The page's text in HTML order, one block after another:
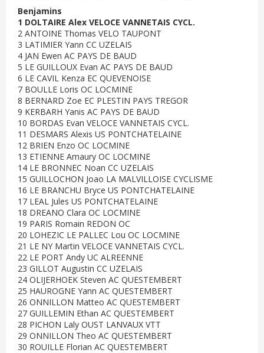
Benjamins
1 DOLTAIRE Alex VELOCE VANNETAIS CYCL.
2 ANTOINE Thomas VELO TAUPONT
3 LATIMIER Yann CC UZELAIS
4 JAN Ewen AC PAYS DE BAUD
5 LE GUILLOUX Evan AC PAYS DE BAUD
6 LE CAVIL Kenza EC QUEVENOISE
7 BOULLE Loris OC LOCMINE
8 BERNARD Zoe EC PLESTIN PAYS TREGOR
9 KERBARH Yanis AC PAYS DE BAUD
10 BORDAS Evan VELOCE VANNETAIS CYCL.
11 DESMARS Alexis US PONTCHATELAINE
12 BRIEN Enzo OC LOCMINE
13 ETIENNE Amaury OC LOCMINE
14 LE BRONNEC Noan CC UZELAIS
15 GUILLOCHON Joao LA MALVILLOISE CYCLISME
16 LE BRANCHU Bryce US PONTCHATELAINE
17 LEAL Jules US PONTCHATELAINE
18 DREANO Clara OC LOCMINE
19 PARIS Romain REDON OC
20 LOHEZIC LE PALLEC Lou OC LOCMINE
21 LE NY Martin VELOCE VANNETAIS CYCL.
22 LE PORT Andy UC ALREENNE
23 GILLOT Augustin CC UZELAIS
24 OLIJERHOEK Steven AC QUESTEMBERT
25 HAUROGNE Yann AC QUESTEMBERT
26 ONNILLON Matteo AC QUESTEMBERT
27 GUILLEMIN Ethan AC QUESTEMBERT
28 PICHON Laly OUST LANVAUX VTT
29 ONNILLON Theo AC QUESTEMBERT
30 ROUILLE Florian AC QUESTEMBERT